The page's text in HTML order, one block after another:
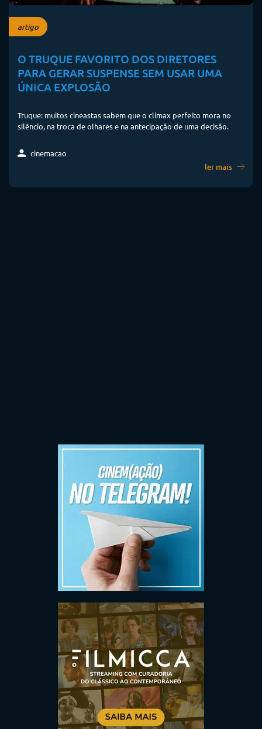
artigo
O TRUQUE FAVORITO DOS DIRETORES
PARA GERAR SUSPENSE SEM USAR UMA
ÚNICA EXPLOSÃO
Truque: muitos cineastas sabem que o clímax perfeito mora no
silêncio, na troca de olhares e na antecipação de uma decisão.
cinemacao
ler mais